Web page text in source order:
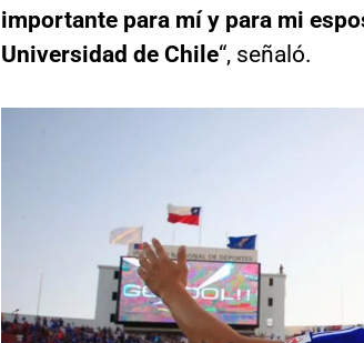
importante para mí y para mi
Universidad de Chile“, señaló.